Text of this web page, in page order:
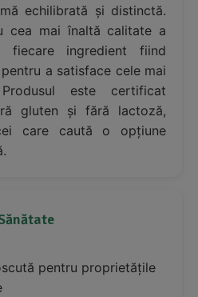
echilibrată și distinctă.
cea mai înaltă calitate a
fiecare ingredient fiind
a satisface cele mai
este certificat
gluten și fără lactoză,
care caută o opțiune
pentru proprietățile